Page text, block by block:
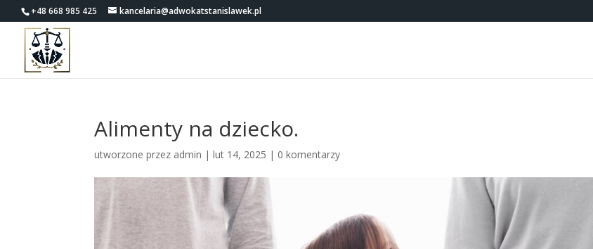
+48 668 985 425 kancelaria@adwokatstanislawek.pl
Alimenty na dziecko.
utworzone przez admin |lut 14, 2025 | 0 komentarzy